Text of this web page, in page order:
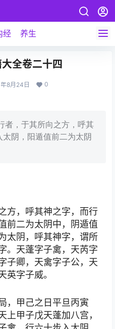
经 养生
全卷二十四
8月24日 0
者，于其所向之方，呼其
阴，阳遁值前二为太阴
方，呼其神之字，而行
前二为太阴中，阴遁值
太阴，呼其神字，谓所
。天蓬字子禽，天芮字
子卿，天禽字子公，天
英字子威。
，甲己之日平旦丙寅
上甲子戊天蓬加八宫，